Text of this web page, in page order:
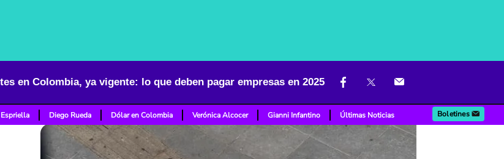
en Colombia, ya vigente: lo que deben pagar empresas en 2025
Diego Rueda Dólar en Colombia Verónica Alcocer Gianni Infantino Últimas Noticias Boletines